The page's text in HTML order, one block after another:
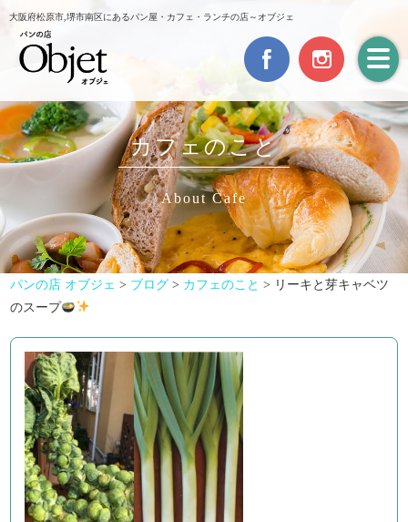
大阪府松原市,堺市南区にあるパン屋・カフェ・ランチの店～オブジェ
カフェのこと
About Cafe
パンの店 オブジェ > ブログ > カフェのこと > リーキと芽キャベツ
のスープ